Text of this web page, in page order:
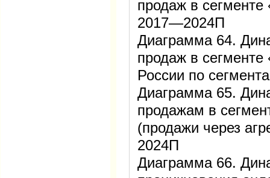
продаж в сегменте
2017—2024П
Диаграмма 64.
продаж в сегменте
России по
Диаграмма 65.
продажам в
(продажи через
2024П
Диаграмма 66.